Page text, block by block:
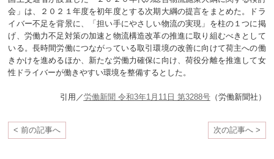
会」は、２０２１年度を初年度とする次期大綱の提言をまとめた。ドラ
イバー不足を背景に、「担い手にやさしい物流の実現」を柱の１つに掲
げ、労働力不足対策の加速と物流構造改革の推進に取り組むべきとして
いる。長時間労働につながっている取引環境の改善に向けて荷主への働
きかけを進めるほか、新たな労働力確保に向け、荷役分離を推進して女
性ドライバーが働きやすい環境を整備するとした。
引用／労働新聞 令和3年1月11日 第3288号（労働新聞社）
< 前の記事へ 次の記事へ >